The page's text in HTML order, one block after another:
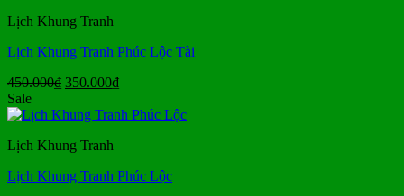
Lịch Khung Tranh
Lịch Khung Tranh Phúc Lộc Tài
450.000₫ Giá
là:
350.000₫Giá
tại
Sale
Lịch Khung Tranh
Lịch Khung Tranh Phúc Lộc